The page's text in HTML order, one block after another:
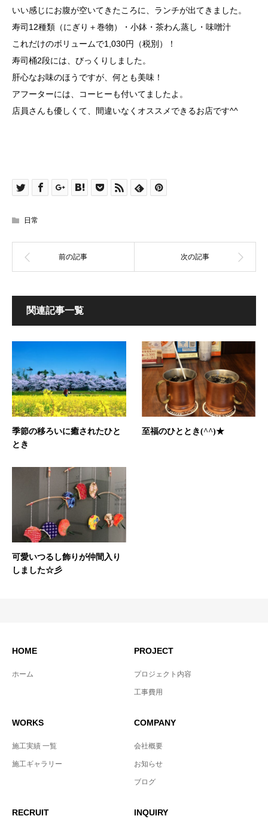
いい感じにお腹が空いてきたころに、ランチが出てきました。
寿司12種類（にぎり＋巻物）・小鉢・茶わん蒸し・味噌汁
これだけのボリュームで1,030円（税別）！
寿司桶2段には、びっくりしました。
肝心なお味のほうですが、何とも美味！
アフーターには、コーヒーも付いてましたよ。
店員さんも優しくて、間違いなくオススメできるお店です^^
日常
関連記事一覧
季節の移ろいに癒されたひと
とき
至福のひととき(^^)★
可愛いつるし飾りが仲間入り
しました☆彡
HOME
ホーム
PROJECT
プロジェクト内容
工事費用
WORKS
施工実績 一覧
施工ギャラリー
COMPANY
会社概要
お知らせ
ブログ
RECRUIT INQUIRY